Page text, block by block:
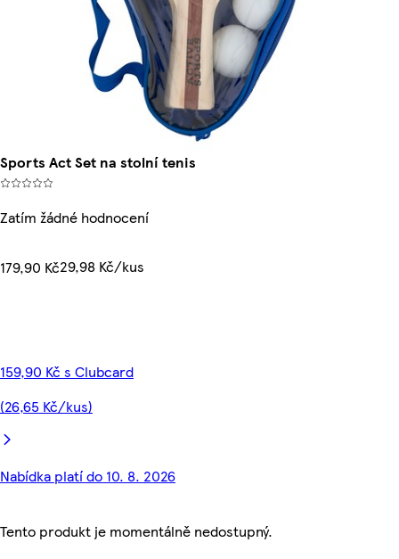
Sports Act Set na stolní tenis
Zatím žádné hodnocení
179,90 Kč29,98 Kč/kus
159,90 Kč s Clubcard
(26,65 Kč/kus)
Nabídka platí do 10. 8. 2026
Tento produkt je momentálně nedostupný.